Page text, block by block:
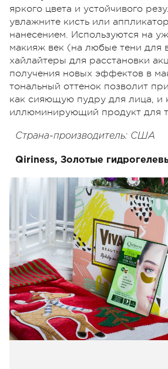
яркого цвета и устойчивого
увлажните кисть или
нанесением. Используются на
макияж век (на любые тени для
хайлайтеры для расстановки
получения новых эффектов в
тональный оттенок позволит
как сияющую пудру для лица, и
иллюминирующий продукт для
Страна-производитель: США
Qiriness, Золотые